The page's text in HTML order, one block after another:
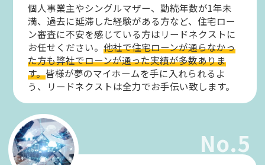
個人事業主やシングルマザー、勤続年数が1年未
満、過去に延滞した経験がある方など、住宅ロー
ン審査に不安を感じている方はリードネクストに
お任せください。他社で住宅ローンが通らなかっ
た方も弊社でローンが通った実績が多数ありま
す。皆様が夢のマイホームを手に入れられるよ
う、リードネクストは全力でお手伝い致します。
No.5